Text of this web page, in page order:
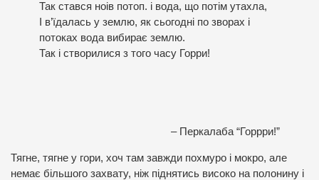
Так стався ноів потоп. і вода, що потім утахла,
І в’їдалась у землю, як сьогодні по зворах і
потоках вода вибирає землю.
Так і створилися з того часу Горри!
– Перкалаба “Горрри!”
Тягне, тягне у гори, хоч там завжди похмуро і мокро, але
немає більшого захвату, ніж піднятись високо на полонину і